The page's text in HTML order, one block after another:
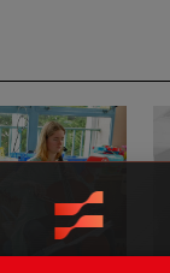
app pour les